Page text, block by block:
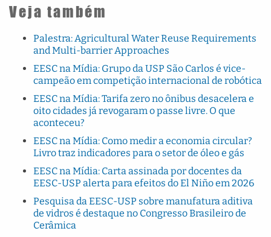
Veja também
Palestra: Agricultural Water Reuse Requirements
and Multi-barrier Approaches
EESC na Mídia: Grupo da USP São Carlos é vice-
campeão em competição internacional de robótica
EESC na Mídia: Tarifa zero no ônibus desacelera e
oito cidades já revogaram o passe livre. O que
aconteceu?
EESC na Mídia: Como medir a economia circular?
Livro traz indicadores para o setor de óleo e gás
EESC na Mídia: Carta assinada por docentes da
EESC-USP alerta para efeitos do El Niño em 2026
Pesquisa da EESC-USP sobre manufatura aditiva
de vidros é destaque no Congresso Brasileiro de
Cerâmica